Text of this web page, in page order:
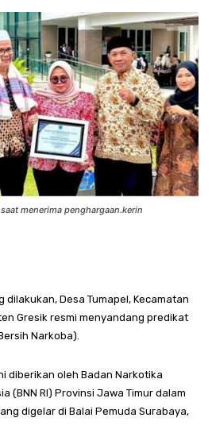
menerima penghargaan.kerin
Desa Tumapel, Kecamatan
Gresik resmi menyandang predikat
Narkoba).
diberikan oleh Badan Narkotika
(BNN RI) Provinsi Jawa Timur dalam
digelar di Balai Pemuda Surabaya,